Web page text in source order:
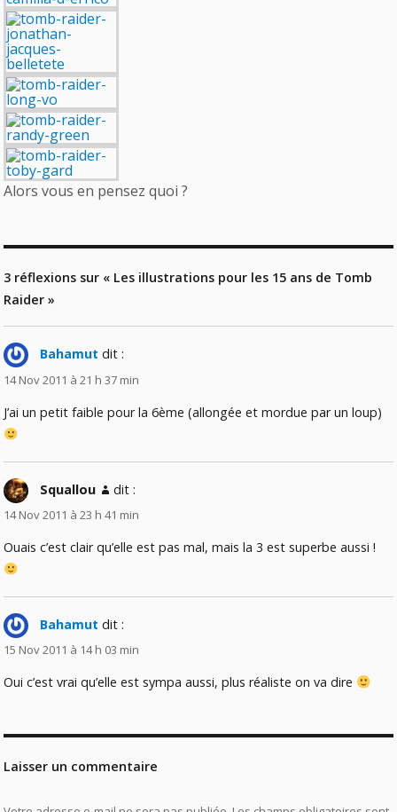
Alors vous en pensez quoi ?
3 réflexions sur « Les illustrations pour les 15 ans de Tomb
Raider »
Bahamut dit :
14 Nov 2011 à 21 h 37 min
J’ai un petit faible pour la 6ème (allongée et mordue par un loup)
Squallou dit :
14 Nov 2011 à 23 h 41 min
Ouais c’est clair qu’elle est pas mal, mais la 3 est superbe aussi !
Bahamut dit :
15 Nov 2011 à 14 h 03 min
Oui c’est vrai qu’elle est sympa aussi, plus réaliste on va dire
Laisser un commentaire